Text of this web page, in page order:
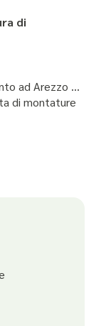
di
ad Arezzo …
di montature